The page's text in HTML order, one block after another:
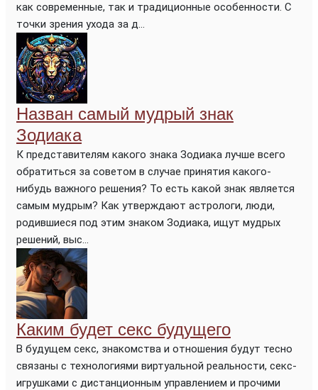
как современные, так и традиционные особенности. С
точки зрения ухода за д...
Назван самый мудрый знак
Зодиака
К представителям какого знака Зодиака лучше всего
обратиться за советом в случае принятия какого-
нибудь важного решения? То есть какой знак является
самым мудрым? Как утверждают астрологи, люди,
родившиеся под этим знаком Зодиака, ищут мудрых
решений, выс...
Каким будет секс будущего
В будущем секс, знакомства и отношения будут тесно
связаны с технологиями виртуальной реальности, секс-
игрушками с дистанционным управлением и прочими